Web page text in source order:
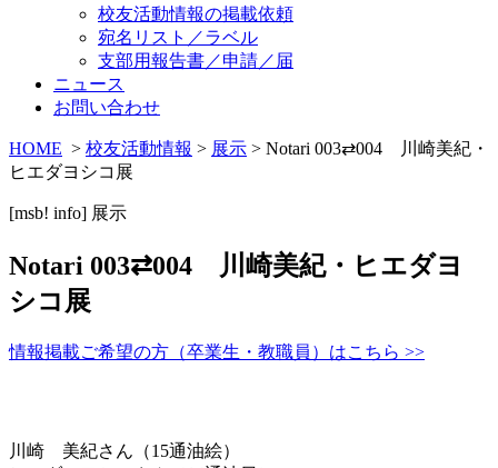
校友活動情報の掲載依頼
宛名リスト／ラベル
支部用報告書／申請／届
ニュース
お問い合わせ
HOME > 校友活動情報 > 展示 > Notari 003⇄004 川崎美紀・
ヒエダヨシコ展
[msb! info] 展示
Notari 003⇄004 川崎美紀・ヒエダヨ
シコ展
情報掲載ご希望の方（卒業生・教職員）はこちら >>
川崎 美紀さん（15通油絵）